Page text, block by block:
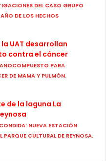
DEL CASO GRUPO
DE LOS HECHOS
UAT desarrollan
contra el cáncer
PARA
DE MAMA Y PULMÓN.
de la laguna La
NUEVA ESTACIÓN
PARQUE CULTURAL DE REYNOSA.